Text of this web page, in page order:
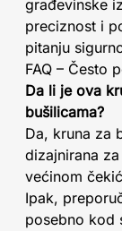
građevinske
preciznost i
pitanju
FAQ – Često
Da li je ova
bušilicama?
Da, kruna za
dizajnirana
većinom
Ipak,
posebno kod